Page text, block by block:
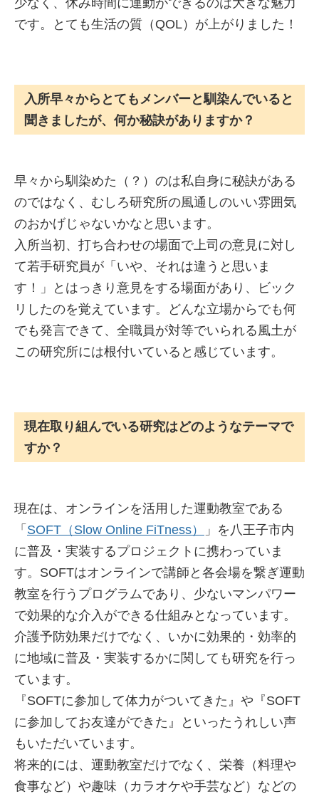
です。とても生活の質（QOL）が上がりました！
入所早々からとてもメンバーと馴染んでいると
聞きましたが、何か秘訣がありますか？
早々から馴染めた（？）のは私自身に秘訣がある
のではなく、むしろ研究所の風通しのいい雰囲気
のおかげじゃないかなと思います。
入所当初、打ち合わせの場面で上司の意見に対し
て若手研究員が「いや、それは違うと思いま
す！」とはっきり意見をする場面があり、ビック
リしたのを覚えています。どんな立場からでも何
でも発言できて、全職員が対等でいられる風土が
この研究所には根付いていると感じています。
現在取り組んでいる研究はどのようなテーマで
すか？
現在は、オンラインを活用した運動教室である
「 SOFT（Slow Online FiTness）
」を八王子市内
に普及・実装するプロジェクトに携わっていま
す。SOFTはオンラインで講師と各会場を繋ぎ運動
教室を行うプログラムであり、少ないマンパワー
で効果的な介入ができる仕組みとなっています。
介護予防効果だけでなく、いかに効果的・効率的
に地域に普及・実装するかに関しても研究を行っ
ています。
『SOFTに参加して体力がついてきた』や『SOFT
に参加してお友達ができた』といったうれしい声
もいただいています。
将来的には、運動教室だけでなく、栄養（料理や
食事など）や趣味（カラオケや手芸など）などの